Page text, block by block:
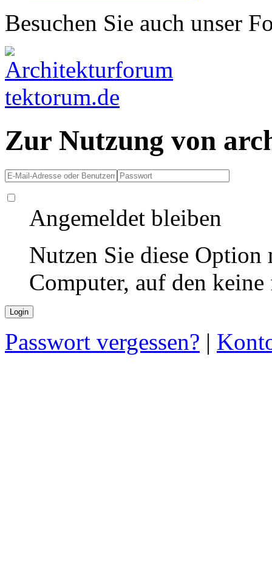
Besuchen Sie auch unser
Zur Nutzung von
Angemeldet bleiben
Nutzen Sie diese
Computer, auf den
Passwort vergessen? |